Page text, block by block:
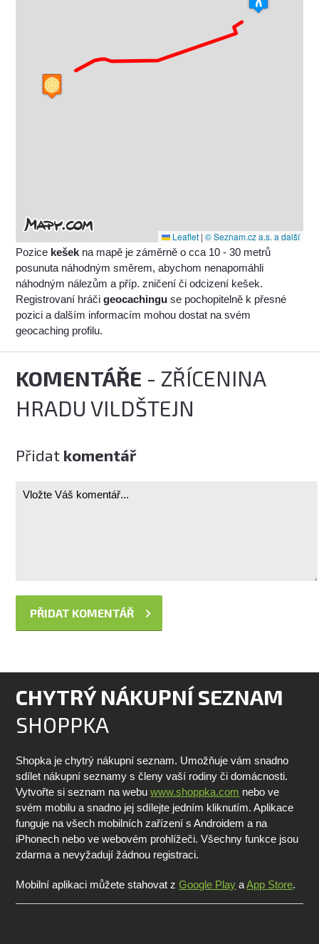
Leaflet | © Seznam.cz a.s. a další
Pozice kešek na mapě je záměrně o cca 10 - 30 metrů
posunuta náhodným směrem, abychom nenapomáhli
náhodným nálezům a příp. zničení či odcizení kešek.
Registrovaní hráčigeocachingu se pochopitelně k přesné
pozici a dalším informacím mohou dostat na svém
geocaching profilu.
KOMENTÁŘE - ZŘÍCENINA
HRADU VILDŠTEJN
Přidat komentář
CHYTRÝ NÁKUPNÍ SEZNAM
SHOPPKA
Shopka je chytrý nákupní seznam. Umožňuje vám snadno
sdílet nákupní seznamy s členy vaší rodiny či domácnosti.
Vytvořte si seznam na webuwww.shoppka.com nebo ve
svém mobilu a snadno jej sdílejte jedním kliknutím. Aplikace
funguje na všech mobilních zařízení s Androidem a na
iPhonech nebo ve webovém prohlížeči. Všechny funkce jsou
zdarma a nevyžadují žádnou registraci.
Mobilní aplikaci můžete stahovat zGoogle Play aApp Store.